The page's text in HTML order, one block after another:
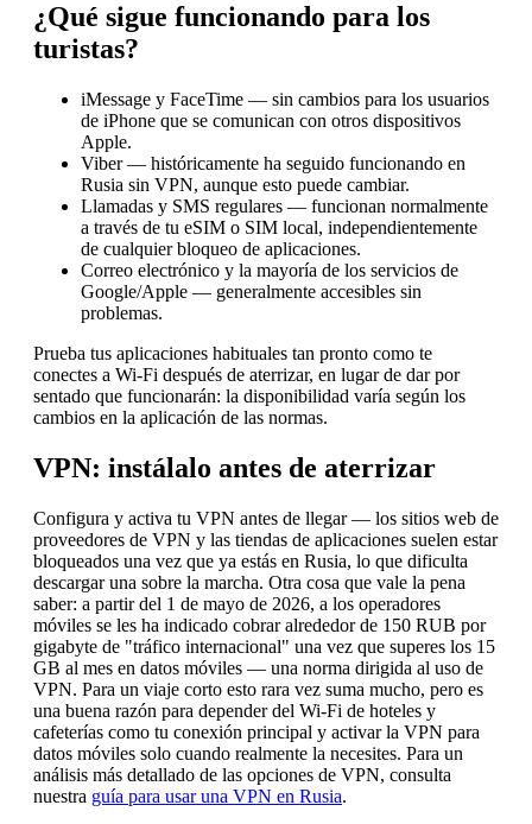
¿Qué sigue funcionando para los
turistas?
iMessage y FaceTime — sin cambios para los usuarios
de iPhone que se comunican con otros dispositivos
Apple.
Viber — históricamente ha seguido funcionando en
Rusia sin VPN, aunque esto puede cambiar.
Llamadas y SMS regulares — funcionan normalmente
a través de tu eSIM o SIM local, independientemente
de cualquier bloqueo de aplicaciones.
Correo electrónico y la mayoría de los servicios de
Google/Apple — generalmente accesibles sin
problemas.
Prueba tus aplicaciones habituales tan pronto como te
conectes a Wi-Fi después de aterrizar, en lugar de dar por
sentado que funcionarán: la disponibilidad varía según los
cambios en la aplicación de las normas.
VPN: instálalo antes de aterrizar
Configura y activa tu VPN antes de llegar — los sitios web de
proveedores de VPN y las tiendas de aplicaciones suelen estar
bloqueados una vez que ya estás en Rusia, lo que dificulta
descargar una sobre la marcha. Otra cosa que vale la pena
saber: a partir del 1 de mayo de 2026, a los operadores
móviles se les ha indicado cobrar alrededor de 150 RUB por
gigabyte de "tráfico internacional" una vez que superes los 15
GB al mes en datos móviles — una norma dirigida al uso de
VPN. Para un viaje corto esto rara vez suma mucho, pero es
una buena razón para depender del Wi-Fi de hoteles y
cafeterías como tu conexión principal y activar la VPN para
datos móviles solo cuando realmente la necesites. Para un
análisis más detallado de las opciones de VPN, consulta
nuestra guía para usar una VPN en Rusia.